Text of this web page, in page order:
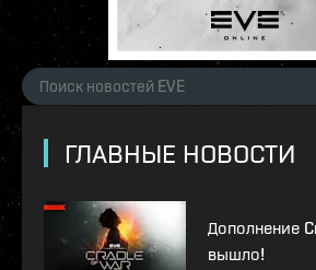
ГЛАВНЫЕ НОВОСТИ
Дополнение
вышло!